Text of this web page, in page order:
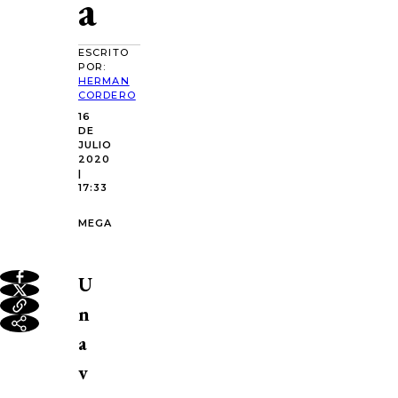
ESCRITO
POR:
HERMAN
CORDERO
16
DE
JULIO
2020
|
17:33
MEGA
U
n
a
v